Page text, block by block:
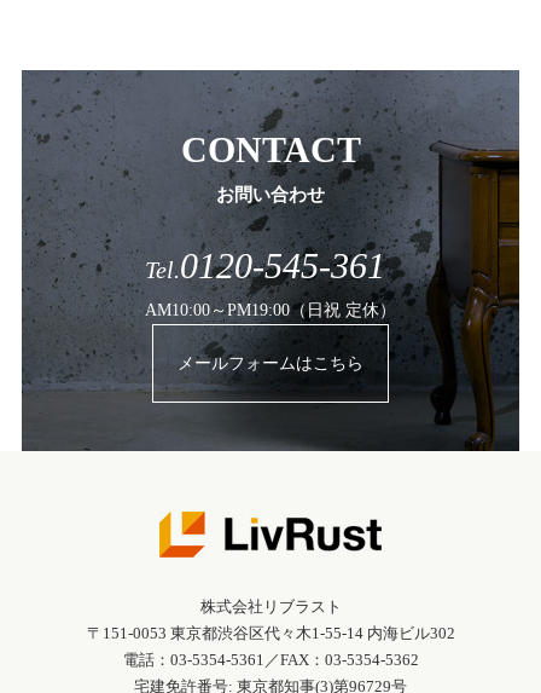
CONTACT
お問い合わせ
Tel.0120-545-361
AM10:00～PM19:00（日祝 定休）
メールフォームはこちら
株式会社リブラスト
〒151-0053 東京都渋谷区代々木1-55-14 内海ビル302
電話：03-5354-5361／FAX：03-5354-5362
宅建免許番号: 東京都知事(3)第96729号